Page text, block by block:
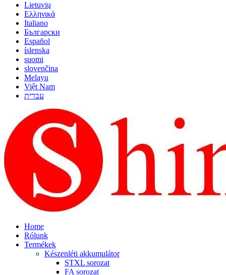
Lietuvių
Ελληνικά
Italiano
Български
Español
íslenska
suomi
slovenčina
Melayu
Việt Nam
עברית
Home
Rólunk
Termékek
Készenléti akkumulátor
STXL sorozat
FA sorozat